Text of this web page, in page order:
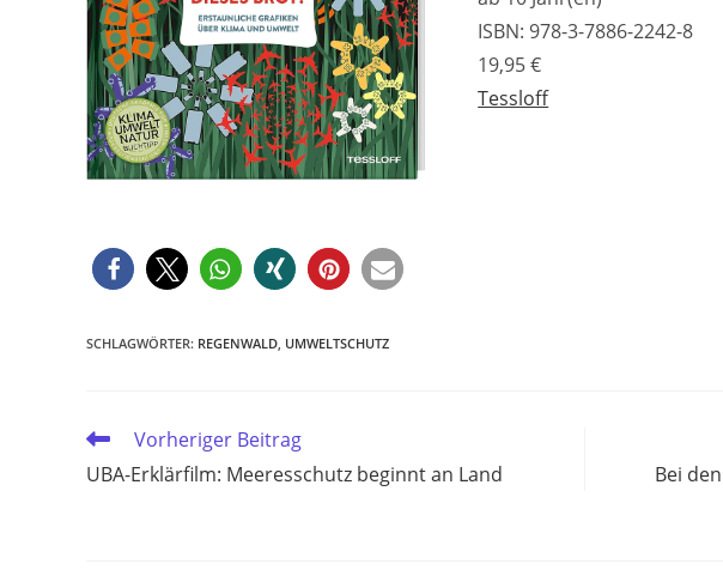
ISBN: 978-3-7886-2242-8
19,95 €
Tessloff
SCHLAGWÖRTER: REGENWALD UMWELTSCHUTZ
Weitere
ansehen
Vorheriger Beitrag
UBA-Erklärfilm: Meeresschutz beginnt an Land
Bei